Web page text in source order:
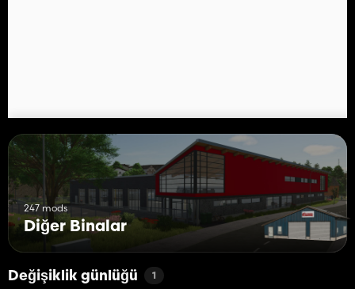
247 mods
Diğer Binalar
Değişiklik günlüğü 1